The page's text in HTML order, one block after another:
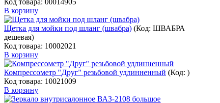
Код товара: 00014905
В корзину
Щетка для мойки под шланг (швабра) (Код: ШВАБРА
дешевая)
Код товара: 10002021
В корзину
Компрессометр "Друг" резьбовой удлинненный (Код: )
Код товара: 10021009
В корзину